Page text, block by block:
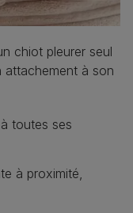
chiot pleurer seul
attachement à son
toutes ses
à proximité,